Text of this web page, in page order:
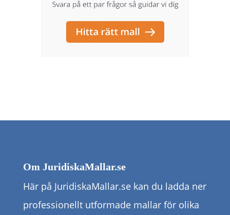
Om JuridiskaMallar.se
Här på JuridiskaMallar.se kan du ladda ner
professionellt utformade mallar för olika